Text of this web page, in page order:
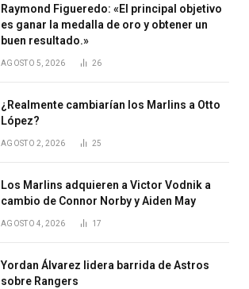
Raymond Figueredo: «El principal objetivo
es ganar la medalla de oro y obtener un
buen resultado.»
AGOSTO 5, 2026 26
¿Realmente cambiarían los Marlins a Otto
López?
AGOSTO 2, 2026 25
Los Marlins adquieren a Victor Vodnik a
cambio de Connor Norby y Aiden May
AGOSTO 4, 2026 17
Yordan Álvarez lidera barrida de Astros
sobre Rangers